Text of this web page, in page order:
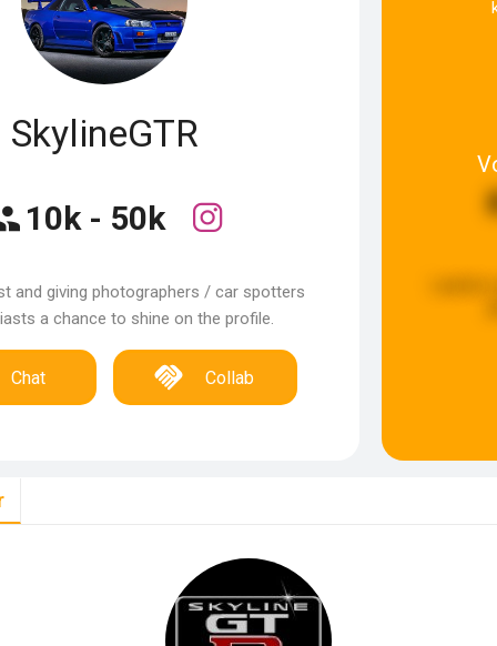
SkylineGTR
10k - 50k
and giving photographers / car spotters
a chance to shine on the profile.
Chat Collab